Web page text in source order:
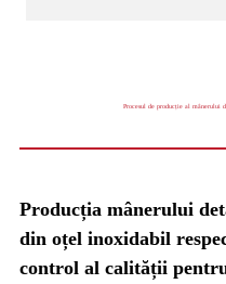
Procesul de producție al mânerului
Producția mânerului
din oțel inoxidabil
control al calității